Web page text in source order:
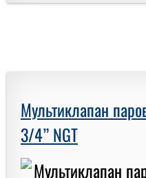
Мультиклапан
3/4” NGT